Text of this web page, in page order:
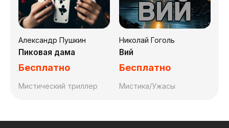
Александр Пушкин
Пиковая дама
Бесплатно
Мистический триллер
Николай Гоголь
Вий
Бесплатно
Мистика/Ужасы